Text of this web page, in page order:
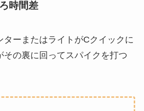
時間差
ターまたはライトがCクイックに
その裏に回ってスパイクを打つ